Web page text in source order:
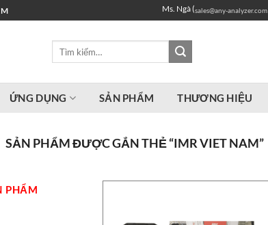
Ms. Ngà (sales@any-analyzer.com
ỨNG DỤNG SẢN PHẨM THƯƠNG HIỆU
SẢN PHẨM ĐƯỢC GẮN THẺ “IMR VIET NAM”
PHẨM